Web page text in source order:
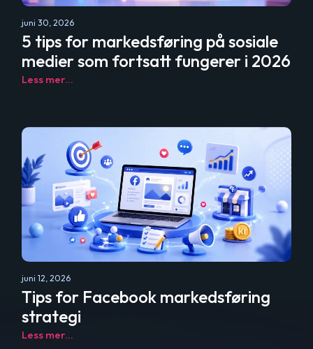
juni 30, 2026
5 tips for markedsføring på sosiale
medier som fortsatt fungerer i 2026
Less mer...
juni 12, 2026
Tips for Facebook markedsføring
strategi
Less mer...